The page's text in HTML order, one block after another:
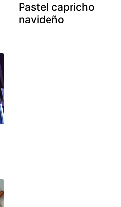
Pastel capricho
navideño